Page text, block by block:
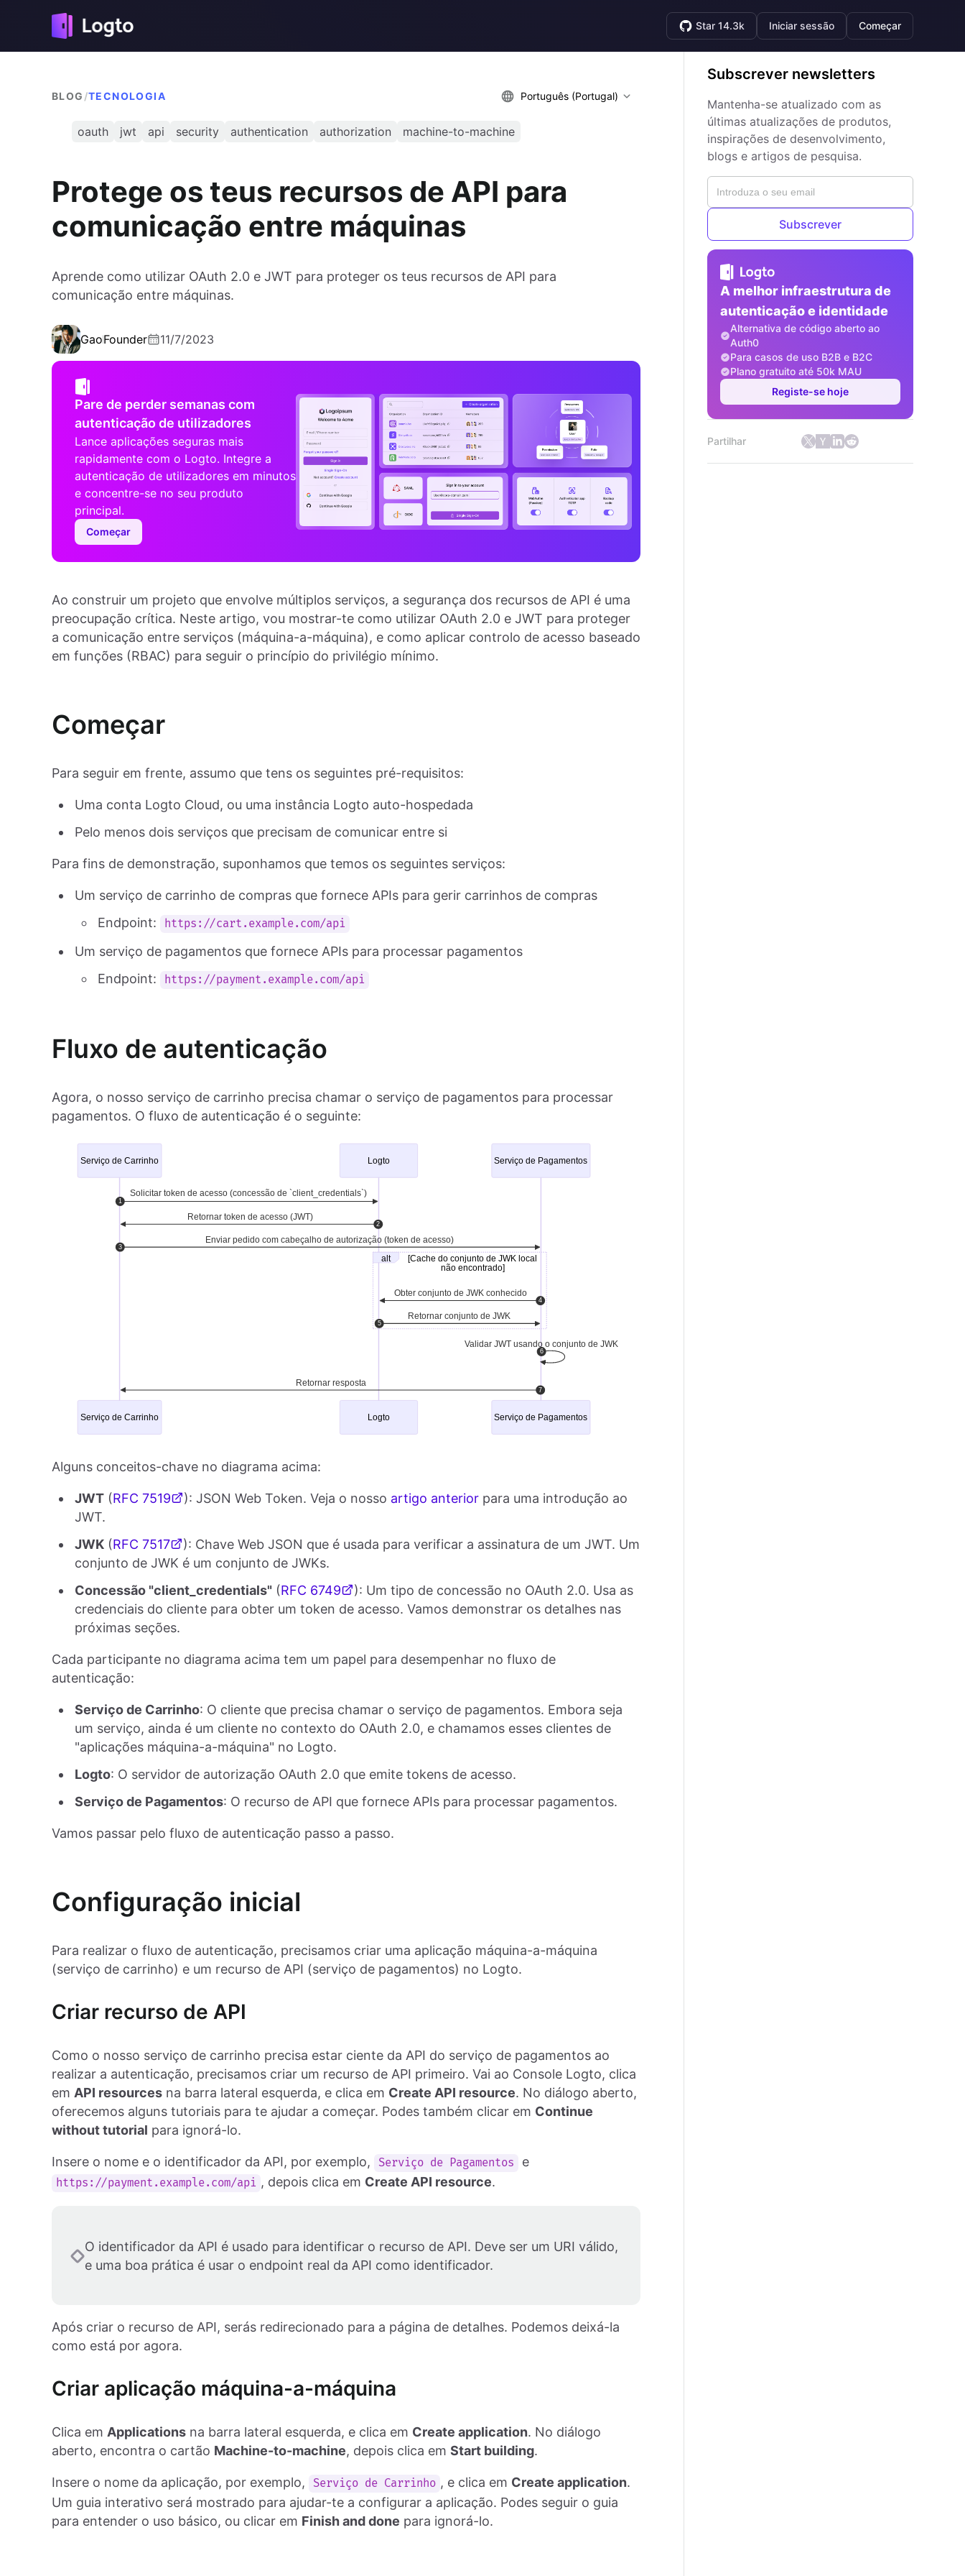
Star 14.3k Iniciar sessão Começar
BLOG /TECNOLOGIA Português (Portugal)
oauth jwt api security authentication authorization machine-to-machine
Protege os teus recursos de API para
comunicação entre máquinas
Aprende como utilizar OAuth 2.0 e JWT para proteger os teus recursos de API para
comunicação entre máquinas.
GaoFounder 11/7/2023
Pare de perder semanas com
autenticação de utilizadores
Lance aplicações seguras mais
rapidamente com o Logto. Integre a
autenticação de utilizadores em minutos
e concentre-se no seu produto
principal.
Começar
Ao construir um projeto que envolve múltiplos serviços, a segurança dos recursos de API é uma
preocupação crítica. Neste artigo, vou mostrar-te como utilizar OAuth 2.0 e JWT para proteger
a comunicação entre serviços (máquina-a-máquina), e como aplicar controlo de acesso baseado
em funções (RBAC) para seguir o princípio do privilégio mínimo.
Começar
Para seguir em frente, assumo que tens os seguintes pré-requisitos:
Uma conta Logto Cloud, ou uma instância Logto auto-hospedada
Pelo menos dois serviços que precisam de comunicar entre si
Para fins de demonstração, suponhamos que temos os seguintes serviços:
Um serviço de carrinho de compras que fornece APIs para gerir carrinhos de compras
Endpoint:
https://cart.example.com/api
Um serviço de pagamentos que fornece APIs para processar pagamentos
Endpoint:
https://payment.example.com/api
Fluxo de autenticação
Agora, o nosso serviço de carrinho precisa chamar o serviço de pagamentos para processar
pagamentos. O fluxo de autenticação é o seguinte:
Alguns conceitos-chave no diagrama acima:
JWT (RFC 7519 ): JSON Web Token. Veja o nosso artigo anterior para uma introdução ao
JWT.
JWK (RFC 7517
): Chave Web JSON que é usada para verificar a assinatura de um JWT. Um
conjunto de JWK é um conjunto de JWKs.
Concessão "client_credentials" (RFC 6749
): Um tipo de concessão no OAuth 2.0. Usa as
credenciais do cliente para obter um token de acesso. Vamos demonstrar os detalhes nas
próximas seções.
Cada participante no diagrama acima tem um papel para desempenhar no fluxo de
autenticação:
Serviço de Carrinho: O cliente que precisa chamar o serviço de pagamentos. Embora seja
um serviço, ainda é um cliente no contexto do OAuth 2.0, e chamamos esses clientes de
"aplicações máquina-a-máquina" no Logto.
Logto: O servidor de autorização OAuth 2.0 que emite tokens de acesso.
Serviço de Pagamentos: O recurso de API que fornece APIs para processar pagamentos.
Vamos passar pelo fluxo de autenticação passo a passo.
Configuração inicial
Para realizar o fluxo de autenticação, precisamos criar uma aplicação máquina-a-máquina
(serviço de carrinho) e um recurso de API (serviço de pagamentos) no Logto.
Criar recurso de API
Como o nosso serviço de carrinho precisa estar ciente da API do serviço de pagamentos ao
realizar a autenticação, precisamos criar um recurso de API primeiro. Vai ao Console Logto, clica
em API resources na barra lateral esquerda, e clica em Create API resource. No diálogo aberto,
oferecemos alguns tutoriais para te ajudar a começar. Podes também clicar em Continue
without tutorial para ignorá-lo.
Insere o nome e o identificador da API, por exemplo, Serviço de Pagamentos e
https://payment.example.com/api , depois clica em Create API resource.
O identificador da API é usado para identificar o recurso de API. Deve ser um URI válido,
e uma boa prática é usar o endpoint real da API como identificador.
Após criar o recurso de API, serás redirecionado para a página de detalhes. Podemos deixá-la
como está por agora.
Criar aplicação máquina-a-máquina
Clica em Applications na barra lateral esquerda, e clica em Create application. No diálogo
aberto, encontra o cartão Machine-to-machine, depois clica em Start building.
Insere o nome da aplicação, por exemplo, Serviço de Carrinho , e clica em Create application.
Um guia interativo será mostrado para ajudar-te a configurar a aplicação. Podes seguir o guia
para entender o uso básico, ou clicar em Finish and done para ignorá-lo.
Subscrever newsletters
Mantenha-se atualizado com as
últimas atualizações de produtos,
inspirações de desenvolvimento,
blogs e artigos de pesquisa.
Subscrever
A melhor infraestrutura de
autenticação e identidade
Alternativa de código aberto ao
Auth0
Para casos de uso B2B e B2C
Plano gratuito até 50k MAU
Registe-se hoje
Partilhar